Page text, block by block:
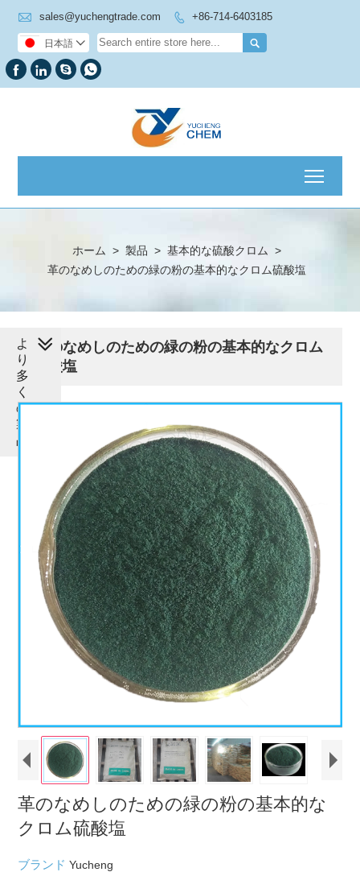
 sales@yuchengtrade.com  +86-714-6403185

日本語 
   
ホーム > 製品 > 基本的な硫酸クロム
>
革のなめしのための緑の粉の基本的なクロム硫酸塩
革のなめしのための緑の粉の基本的なクロム
硫酸塩
革のなめしのための緑の粉の基本的な
クロム硫酸塩
ブランドYucheng
よ
り
多
く
の
製
品